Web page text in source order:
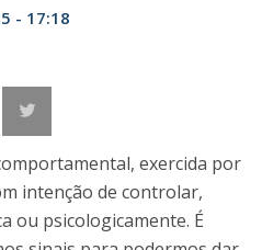
- 17:18
exercida por
intenção de controlar,
ou psicologicamente. É